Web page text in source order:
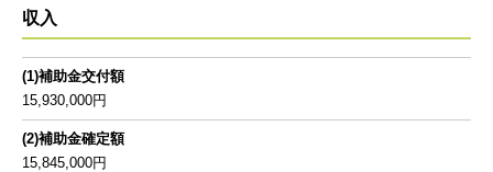
収入
(1)補助金交付額
15,930,000円
(2)補助金確定額
15,845,000円